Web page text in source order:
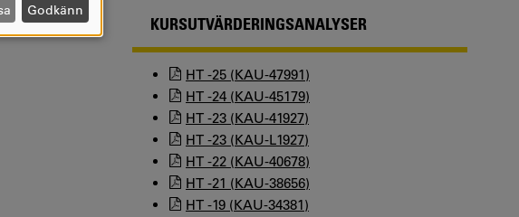
KURSUTVÄRDERINGSANALYSER
HT -25 (KAU-47991)
HT -24 (KAU-45179)
HT -23 (KAU-41927)
HT -23 (KAU-L1927)
HT -22 (KAU-40678)
HT -21 (KAU-38656)
HT -19 (KAU-34381)
Godkänn